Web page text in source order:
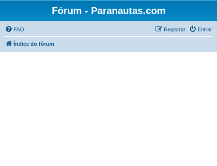
Fórum - Paranautas.com
FAQ Entrar
Registrar
Índice do fórum